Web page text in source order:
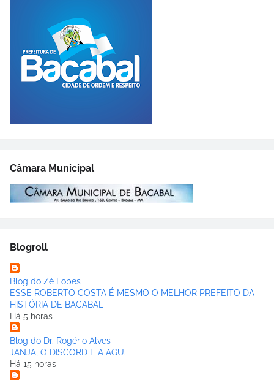
Câmara Municipal
Blogroll
Blog do Zé Lopes
ESSE ROBERTO COSTA É MESMO O MELHOR PREFEITO DA
HISTÓRIA DE BACABAL
Há 5 horas
Blog do Dr. Rogério Alves
JANJA, O DISCORD E A AGU.
Há 15 horas